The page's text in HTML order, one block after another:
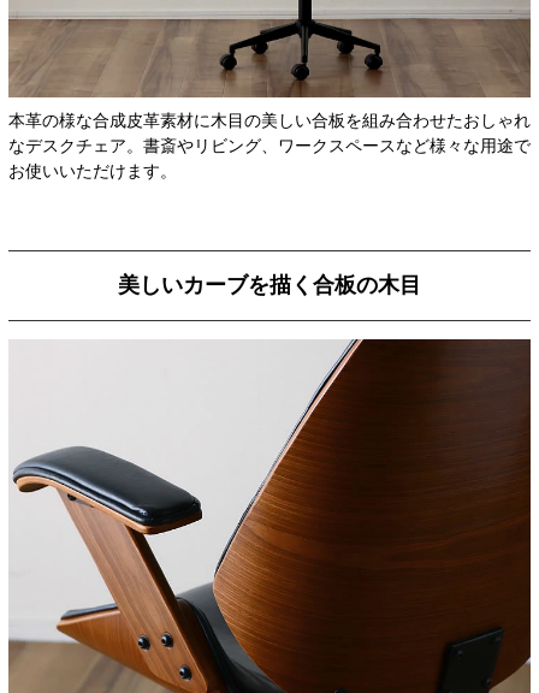
本革の様な合成皮革素材に木目の美しい合板を組み合わせたおしゃれ
なデスクチェア。書斎やリビング、ワークスペースなど様々な用途で
お使いいただけます。
美しいカーブを描く合板の木目